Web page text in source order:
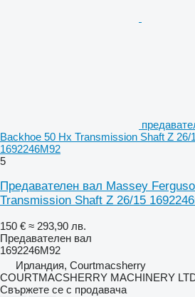
Backhoe 50 Hx Transmission Shaft Z 26/
1692246M92
5
Предавателен вал Massey
Transmission Shaft Z 26/15
150 € ≈ 293,90 лв.
Предавателен вал
1692246M92
Ирландия, Courtmacsherry
COURTMACSHERRY MACHINERY
Свържете се с продавача